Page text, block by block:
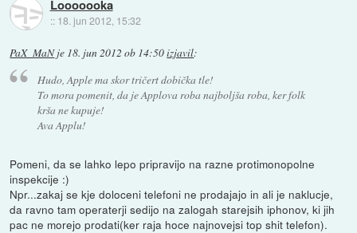
Looooooka
:: 18. jun 2012, 15:32
PaX_MaNje 18. jun 2012 ob 14:50izjavil:
Hudo, Apple ma skor tričert dobička tle!
To mora pomenit, da je Applova roba najboljša roba, ker folk
krša ne kupuje!
Ava Applu!
Pomeni, da se lahko lepo pripravijo na razne protimonopolne
inspekcije :)
Npr...zakaj se kje doloceni telefoni ne prodajajo in ali je naklucje,
da ravno tam operaterji sedijo na zalogah starejsih iphonov, ki jih
pac ne morejo prodati(ker raja hoce najnovejsi top shit telefon).